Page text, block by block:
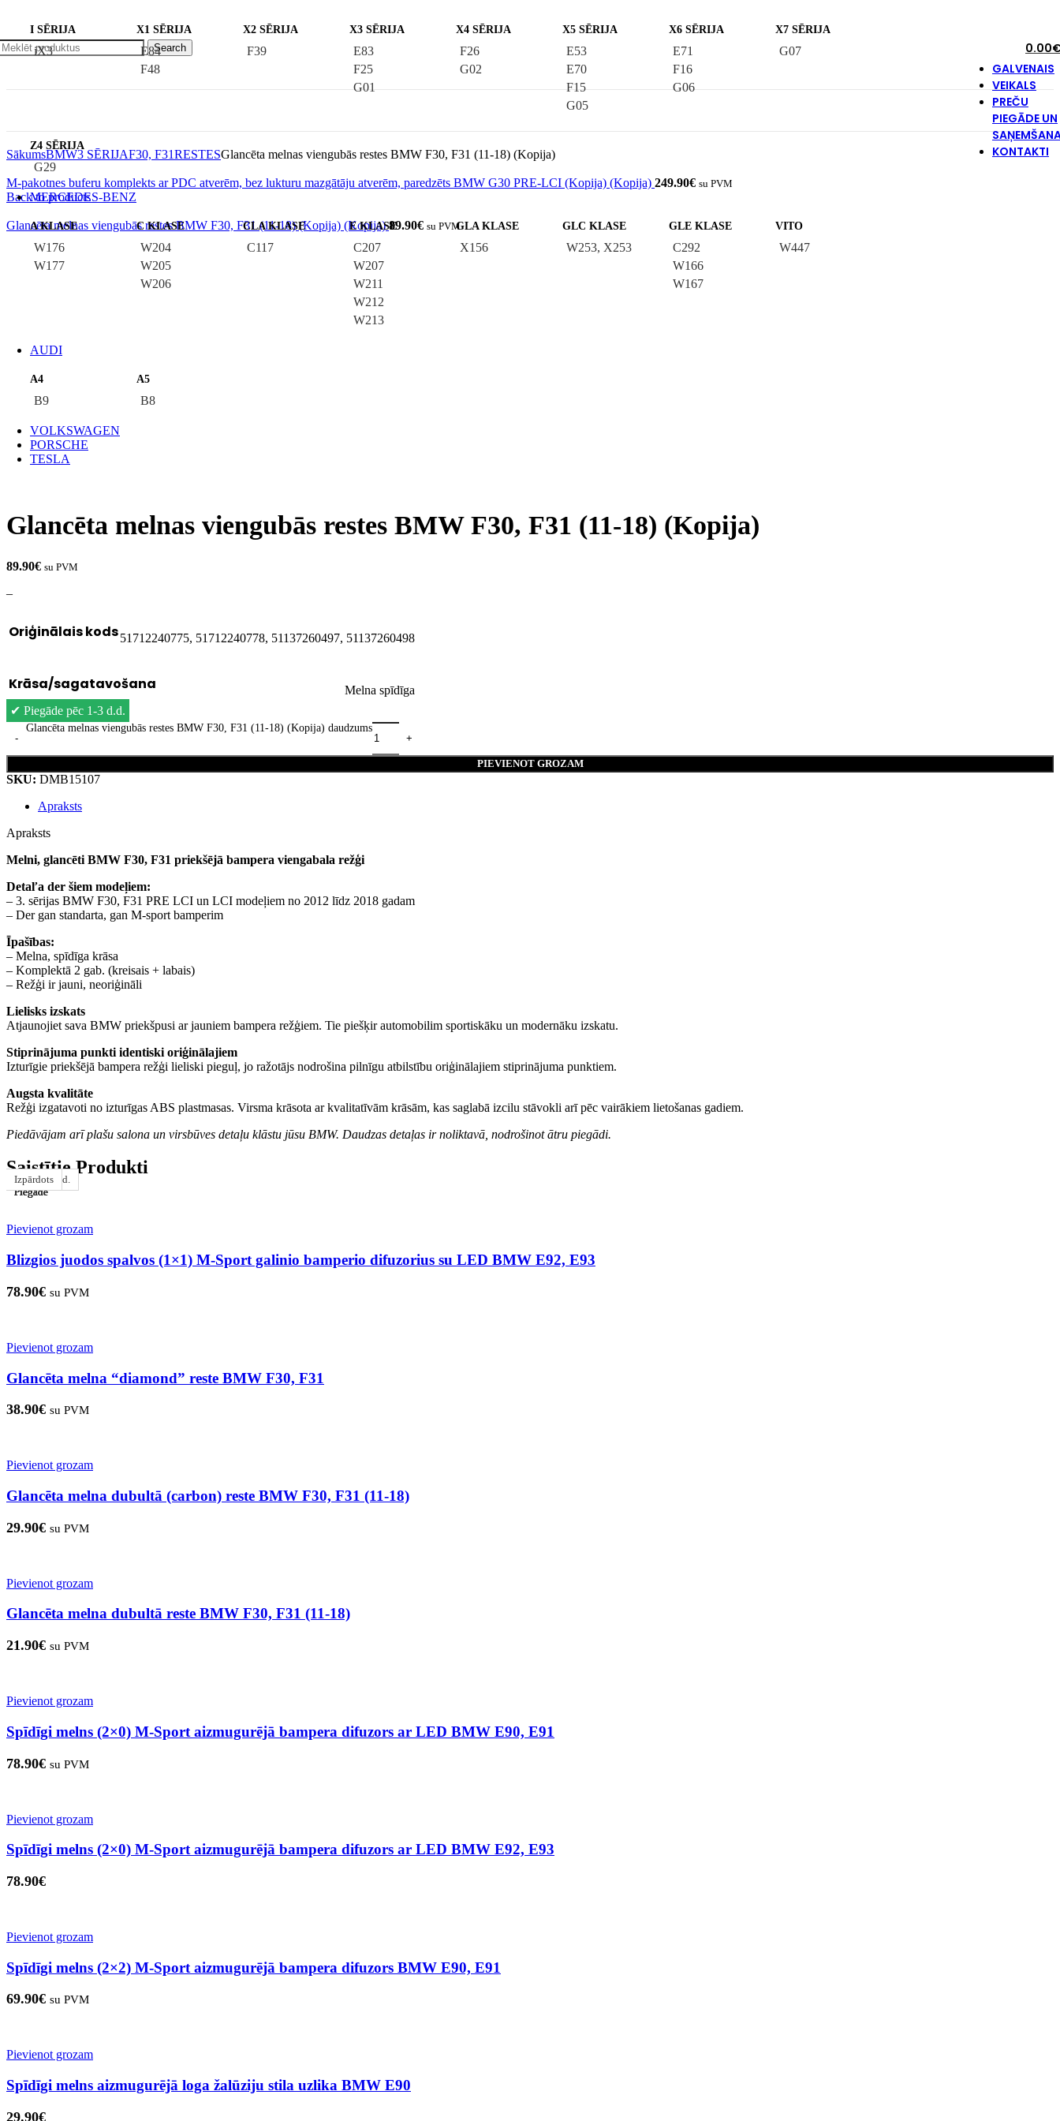
Search 0.00
I SĒRIJA
iX3
X1 SĒRIJA
E84
F48
X2 SĒRIJA
F39
X3 SĒRIJA
E83
F25
G01
X4 SĒRIJA
F26
G02
X5 SĒRIJA
E53
E70
F15
G05
X6 SĒRIJA
E71
F16
G06
X7 SĒRIJA
G07
Z4 SĒRIJA
G29
MERCEDES-BENZ
A KLASE
W176
W177
C KLASE
W204
W205
W206
CLA KLASE
C117
E KLASE
C207
W207
W211
W212
W213
GLA KLASE
X156
GLC KLASE
W253, X253
GLE KLASE
C292
W166
W167
VITO
W447
AUDI
A4
B9
A5
B8
VOLKSWAGEN
PORSCHE
TESLA
GALVENAIS
VEIKALS
PREČU
PIEGĀDE UN
KONTAKTI
SākumsBMW3 SĒRIJAF30, F31RESTESGlancēta melnas viengubās restes BMW F30, F31 (11-18) (Kopija)
M-pakotnes buferu komplekts ar PDC atverēm, bez lukturu mazgātāju atverēm, paredzēts BMW G30 PRE-LCI (Kopija) (Kopija) 249.90€ su PVM
Back to products
Glancēta melnas viengubās restes BMW F30, F31 (11-18) (Kopija) (Kopija)89.90€ su PVM
Glancēta melnas viengubās restes BMW F30, F31 (11-18) (Kopija)
89.90€ su PVM
–
Oriģinālais kods51712240775, 51712240778, 51137260497, 51137260498
Krāsa/sagatavošana
Melna spīdīga
✔ Piegāde pēc 1-3 d.d.
Glancēta melnas viengubās restes BMW F30, F31 (11-18) (Kopija) daudzums
PIEVIENOT GROZAM
SKU: DMB15107
Apraksts
Apraksts
Melni, glancēti BMW F30, F31 priekšējā bampera viengabala režģi
Detaľa der šiem modeļiem:
– 3. sērijas BMW F30, F31 PRE LCI un LCI modeļiem no 2012 līdz 2018 gadam
– Der gan standarta, gan M-sport bamperim
Īpašības:
– Melna, spīdīga krāsa
– Komplektā 2 gab. (kreisais + labais)
– Režģi ir jauni, neoriģināli
Lielisks izskats
Atjaunojiet sava BMW priekšpusi ar jauniem bampera režģiem. Tie piešķir automobilim sportiskāku un modernāku izskatu.
Stiprinājuma punkti identiski oriģinālajiem
Izturīgie priekšējā bampera režģi lieliski pieguļ, jo ražotājs nodrošina pilnīgu atbilstību oriģinālajiem stiprinājuma punktiem.
Augsta kvalitāte
Režģi izgatavoti no izturīgas ABS plastmasas. Virsma krāsota ar kvalitatīvām krāsām, kas saglabā izcilu stāvokli arī pēc vairākiem lietošanas gadiem.
Piedāvājam arī plašu salona un virsbūves detaļu klāstu jūsu BMW. Daudzas detaļas ir noliktavā, nodrošinot ātru piegādi.
Saistītie Produkti
1–3 d. d.
Pievienot grozam
Blizgios juodos spalvos (1×1) M-Sport galinio bamperio difuzorius su LED BMW E92, E93
78.90€ su PVM
1–3 d. d.
Pievienot grozam
Glancēta melna “diamond” reste BMW F30, F31
38.90€ su PVM
1–3 d. d.
Pievienot grozam
Glancēta melna dubultā (carbon) reste BMW F30, F31 (11-18)
29.90€ su PVM
1–3 d. d.
Pievienot grozam
Glancēta melna dubultā reste BMW F30, F31 (11-18)
21.90€ su PVM
1–3 d. d.
Pievienot grozam
Spīdīgi melns (2×0) M-Sport aizmugurējā bampera difuzors ar LED BMW E90, E91
78.90€ su PVM
1–3 d. d.
Pievienot grozam
Spīdīgi melns (2×0) M-Sport aizmugurējā bampera difuzors ar LED BMW E92, E93
78.90€
1–3 d. d.
Pievienot grozam
Spīdīgi melns (2×2) M-Sport aizmugurējā bampera difuzors BMW E90, E91
69.90€ su PVM
Izpārdots
Pievienot grozam
Spīdīgi melns aizmugurējā loga žalūziju stila uzlika BMW E90
29.90€